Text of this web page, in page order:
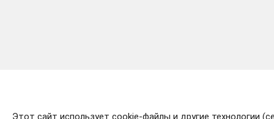
Этот сайт использует cookie-файлы и другие технологии